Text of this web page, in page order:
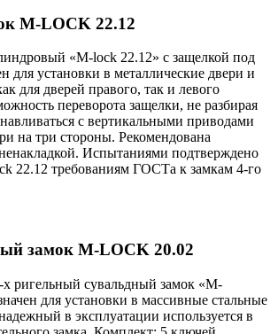
M-LOCK 22.12
«M-lock 22.12» с защелкой под
для установки в металлические двери и
для дверей правого, так и левого
переворота защелки, не разбирая
с вертикальными приводами
на три стороны. Рекомендована
Испытаниями подтверждено
22.12 требованиям ГОСТа к замкам 4-го
замок M-LOCK 20.02
ригельный сувальдный замок «M-
для установки в массивные стальные
в эксплуатации используется в